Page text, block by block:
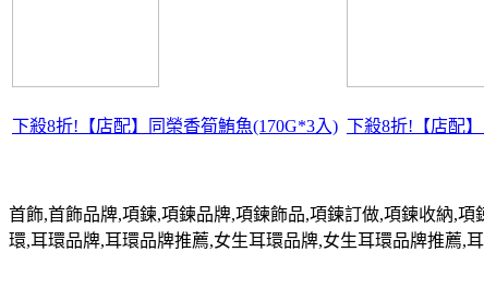
下殺8折! 【店配】同榮香筍鮪魚(170G*3入) 下殺8折! 【店配
首飾,首飾品牌,項鍊,項鍊品牌,項鍊飾品,項鍊訂做,項鍊收納,項
環,耳環品牌,耳環品牌推薦,女生耳環品牌,女生耳環品牌推薦,